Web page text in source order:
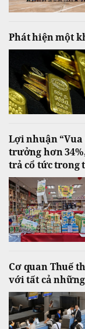
Phát hiện một
Lợi nhuận
trưởng hơn
trả cổ tức trong
Cơ quan Thuế
với tất cả